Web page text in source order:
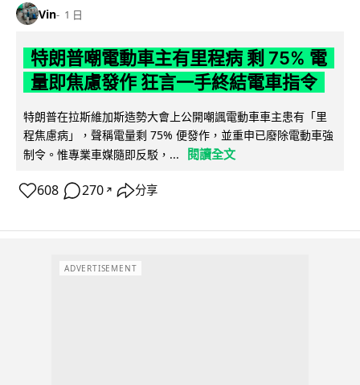
Vin 1 日
特朗普嘲電動車主有里程病 剩 75% 電
量即焦慮發作 狂言一手終結電車指令
特朗普在拉斯維加斯造勢大會上公開嘲諷電動車車主患有「里
程焦慮病」，聲稱電量剩 75% 便發作，並重申已廢除電動車強
制令。惟專業車媒隨即反駁，...
閱讀全文
608 270 ↗ 分享
ADVERTISEMENT